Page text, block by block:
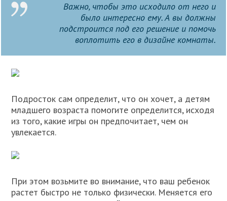
Важно, чтобы это исходило от него и
было интересно ему. А вы должны
подстроится под его решение и помочь
воплотить его в дизайне комнаты.
Подросток сам определит, что он хочет, а детям
младшего возраста помогите определится, исходя
из того, какие игры он предпочитает, чем он
увлекается.
При этом возьмите во внимание, что ваш ребенок
растет быстро не только физически. Меняется его